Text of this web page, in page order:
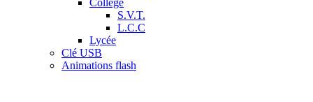
S.V.T.
L.C.C
Lycée
Clé USB
Animations flash